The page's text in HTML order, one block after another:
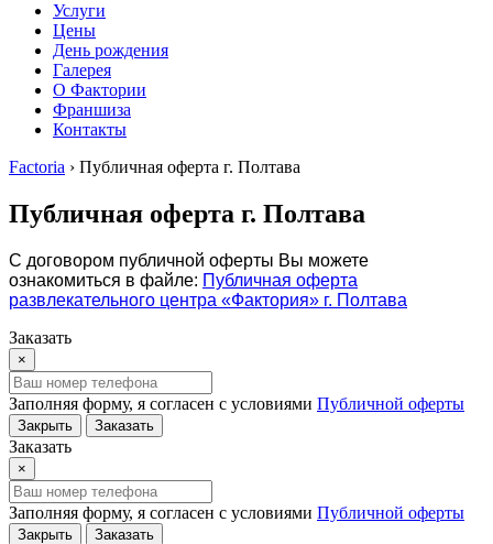
Услуги
Цены
День рождения
Галерея
О Фактории
Франшиза
Контакты
Factoria › Публичная оферта г. Полтава
Публичная оферта г. Полтава
С договором публичной оферты Вы можете
ознакомиться в файле: Публичная оферта
развлекательного центра «Фактория» г. Полтава
Заказать
×
Заполняя форму, я согласен с условиями Публичной оферты
Закрыть Заказать
Заказать
×
Заполняя форму, я согласен с условиями Публичной оферты
Закрыть Заказать